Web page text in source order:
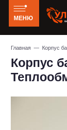
МЕНЮ
Главная — Корпус
Корпус